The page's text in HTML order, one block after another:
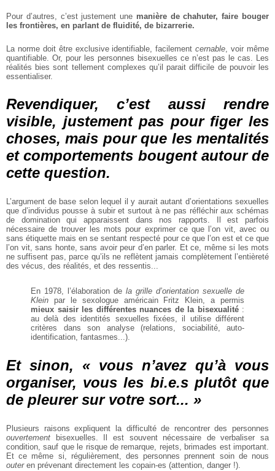
Pour d’autres, c’est justement une manière de chahuter, faire bouger
les frontières, en parlant de fluidité, de bizarrerie.
La norme doit être exclusive identifiable, facilementcernable , voir même
quantifiable. Or, pour les personnes bisexuelles ce n’est pas le cas. Les
réalités bies sont tellement complexes qu’il parait difficile de pouvoir les
essentialiser.
Revendiquer, c’est aussi rendre
visible, justement pas pour figer les
choses, mais pour que les mentalités
et comportements bougent autour de
cette question.
L’argument de base selon lequel il y aurait autant d’orientations sexuelles
que d’individus pousse à subir et surtout à ne pas réfléchir aux schémas
de dominationqui apparaissent dans nos rapports. Il est parfois
nécessaire de trouver les mots pour exprimer ceque l’on vit, avec ou
sans étiquette mais en se sentant respecté pource que l’on est et ce que
l’on vit, sans honte, sans avoir peur d’enparler. Et ce, même si les mots
ne suffisent pas, parce qu’ils ne reflètent jamais complètementl’entièreté
des vécus, des réalités, et des ressentis...
En 1978, l’élaboration de la grille d’orientation sexuelle de
Klein parle sexologue américain Fritz Klein, apermis
mieux saisir les différentesnuances de la bisexualité:
au delà des identités sexuelles fixées, il utilise différent
critères dans son analyse (relations, sociabilité, auto-
identification, fantasmes...).
Et sinon, « vous n’avez qu’à vous
organiser, vous les bi.e.s plutôt que
de pleurer sur votre sort... »
Plusieurs raisons expliquent ladifficulté de rencontrer des personnes
ouvertement bisexuelles. Il
est souvent nécessaire de verbaliser sa
condition, sauf que le risquede remarque, rejets, brimades estimportant.
Et ce même si, régulièrement, des personnes prennent soin de nous
outeren prévenant directement les copain-es (attention, danger !).